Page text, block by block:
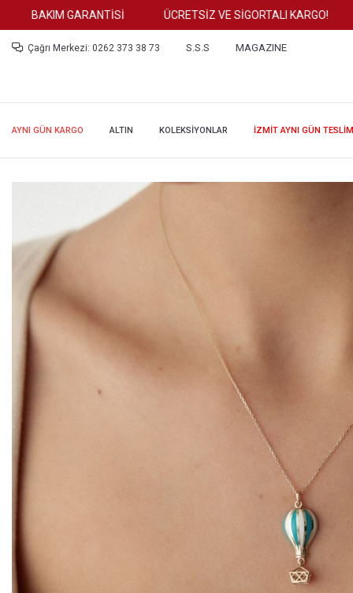
BAKIM GARANTİSİ ÜCRETSİZ VE SİGORTALI KARGO!
Çağrı Merkezi: 0262 373 38 73 S.S.S MAGAZINE
AYNI GÜN KARGO ALTIN KOLEKSİYONLAR İZMİT AYNI GÜN TESLİM